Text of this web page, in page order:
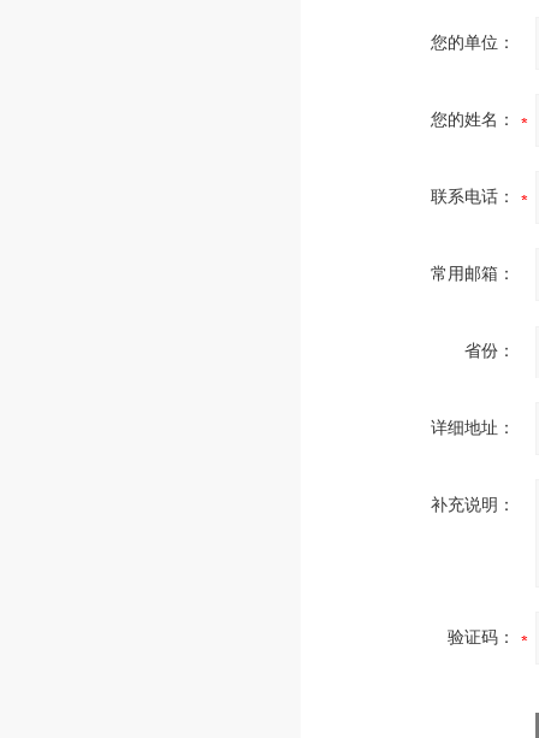
您的单位：
您的姓名：
联系电话：
常用邮箱：
省份：
详细地址：
补充说明：
验证码：